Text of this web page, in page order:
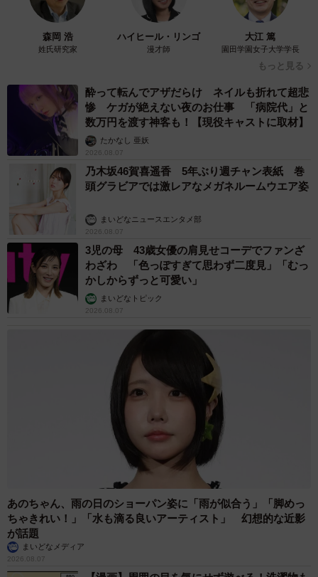
森岡 浩
姓氏研究家
ハイヒール・リンゴ
漫才師
大江 篤
園田学園女子大学学長
もっと見る
酔って転んでアザだらけ ネイルも折れて超悲
惨 ケガが絶えない夜のお仕事 「病院代」と
数万円を渡す神客も！【現役キャストに取材】
たかなし 亜妖
2026.08.07
乃木坂46賀喜遥香 5年ぶり週チャン表紙 巻
頭グラビアでは激レアなメガネルームウエア姿
まいどなニュースエンタメ部
2026.08.07
3児の母 43歳女優の肩見せコーデでファンざ
わざわ 「色っぽすぎて思わず二度見」「むっ
かしからずっと可愛い」
まいどなトピック
2026.08.07
あのちゃん、雨の日のショーパン姿に「雨が似合う」「脚めっ
ちゃきれい！」「水も滴る良いアーティスト」 幻想的な近影
が話題
まいどなメディア
2026.08.07